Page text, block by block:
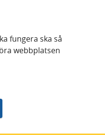
fungera ska så
webbplatsen